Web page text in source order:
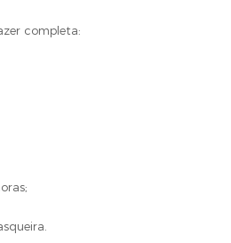
completa: